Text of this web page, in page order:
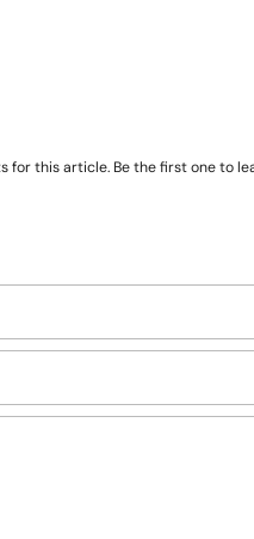
for this article. Be the first one to